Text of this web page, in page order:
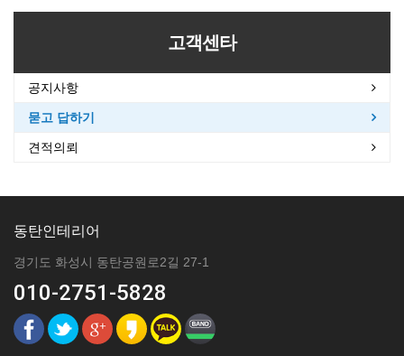
고객센타
공지사항
묻고 답하기
견적의뢰
동탄인테리어
경기도 화성시 동탄공원로2길 27-1
010-2751-5828